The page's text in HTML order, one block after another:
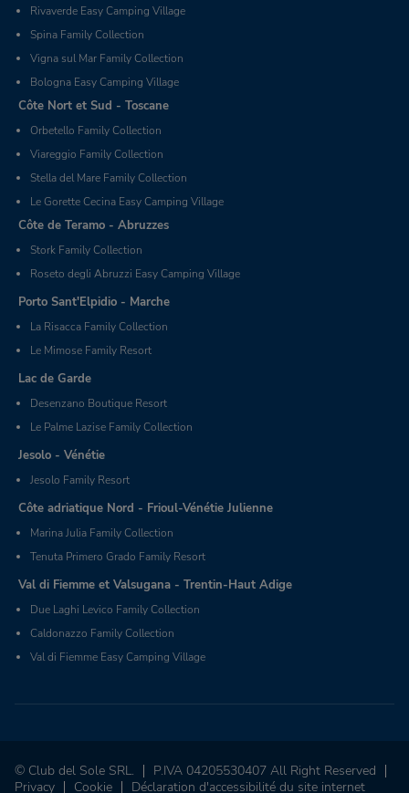
Rivaverde Easy Camping Village
Spina Family Collection
Vigna sul Mar Family Collection
Bologna Easy Camping Village
Côte Nort et Sud - Toscane
Orbetello Family Collection
Viareggio Family Collection
Stella del Mare Family Collection
Le Gorette Cecina Easy Camping Village
Côte de Teramo - Abruzzes
Stork Family Collection
Roseto degli Abruzzi Easy Camping Village
Porto Sant'Elpidio - Marche
La Risacca Family Collection
Le Mimose Family Resort
Lac de Garde
Desenzano Boutique Resort
Le Palme Lazise Family Collection
Jesolo - Vénétie
Jesolo Family Resort
Côte adriatique Nord - Frioul-Vénétie Julienne
Marina Julia Family Collection
Tenuta Primero Grado Family Resort
Val di Fiemme et Valsugana - Trentin-Haut Adige
Due Laghi Levico Family Collection
Caldonazzo Family Collection
Val di Fiemme Easy Camping Village
© Club del Sole SRL.
P.IVA 04205530407 All Right Reserved
Privacy
Cookie Déclaration d'accessibilité du site internet